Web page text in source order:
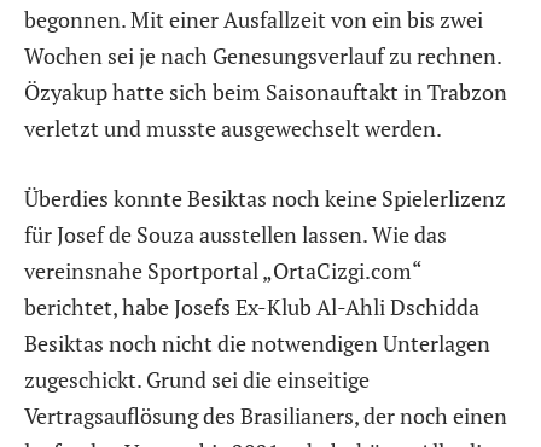
begonnen. Mit einer Ausfallzeit von ein bis zwei
Wochen sei je nach Genesungsverlauf zu rechnen.
Özyakup hatte sich beim Saisonauftakt in Trabzon
verletzt und musste ausgewechselt werden.
Überdies konnte Besiktas noch keine Spielerlizenz
für Josef de Souza ausstellen lassen. Wie das
vereinsnahe Sportportal „OrtaCizgi.com“
berichtet, habe Josefs Ex-Klub Al-Ahli Dschidda
Besiktas noch nicht die notwendigen Unterlagen
zugeschickt. Grund sei die einseitige
Vertragsauflösung des Brasilianers, der noch einen